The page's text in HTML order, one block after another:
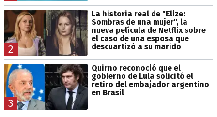
2
La historia real de "Elize:
Sombras de una mujer", la
nueva película de Netflix sobre
el caso de una esposa que
descuartizó a su marido
3
Quirno reconoció que el
gobierno de Lula solicitó el
retiro del embajador argentino
en Brasil